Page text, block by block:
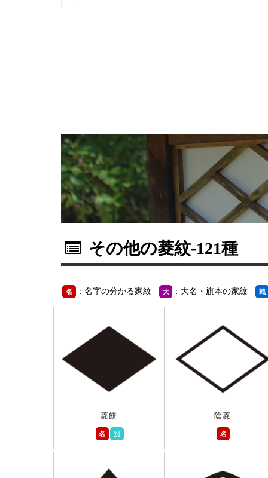
その他の菱紋-121種
名 ：名字の分かる家紋 大 ：大名・旗本の家紋 戦
菱餅
名
別
陰菱
名